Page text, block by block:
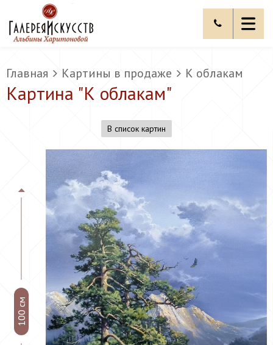
Главная Картины в продаже К облакам
Картина "К облакам"
В список картин
100 см